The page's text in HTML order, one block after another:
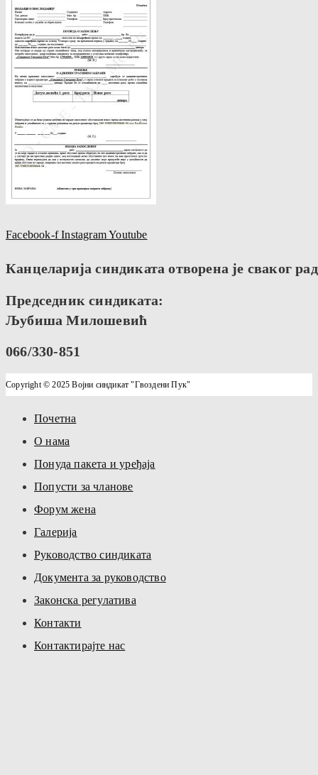
Facebook-f InstagramYoutube
Канцеларија синдиката отворена је сваког
Председник синдиката:
Љубиша Милошевић
066/330-851
Copyright © 2025 Војни синдикат "Гвоздени Пук"
Почетна
О нама
Понуда пакета и уређаја
Попусти за чланове
Форум жена
Галерија
Руководство синдиката
Документа за руководство
Законска регулатива
Контакти
Контактирајте нас